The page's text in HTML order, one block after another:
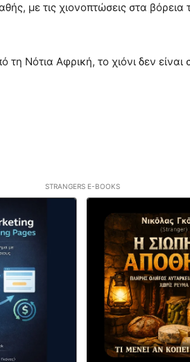
με τις χιονοπτώσεις στα
Νότια Αφρική, το χιόνι δεν
STRANGERS E-BOOKS